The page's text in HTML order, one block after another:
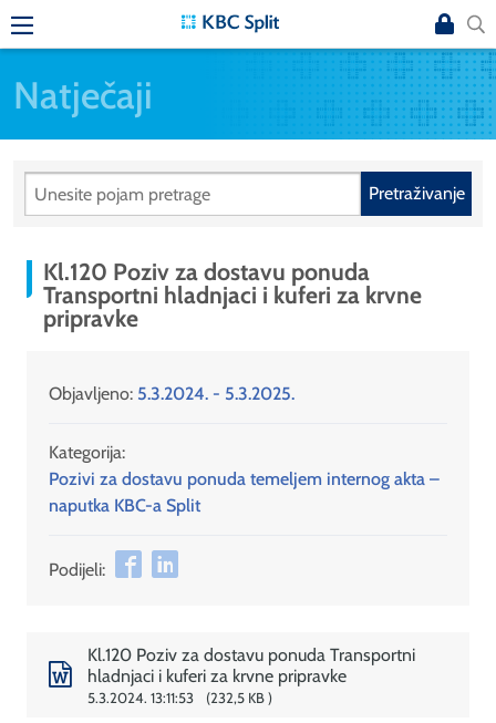
Natječaji
Pretraživanje
Kl.120 Poziv za dostavu ponuda
Transportni hladnjaci i kuferi za krvne
pripravke
Objavljeno: 5.3.2024. - 5.3.2025.
Kategorija:
Pozivi za dostavu ponuda temeljem internog akta –
naputka KBC-a Split
Podijeli:
Kl.120 Poziv za dostavu ponuda Transportni
hladnjaci i kuferi za krvne pripravke
5.3.2024. 13:11:53 232,5 KB